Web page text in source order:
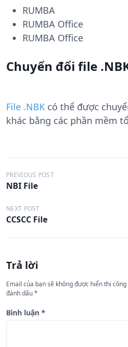
RUMBA
RUMBA Office
RUMBA Office
Chuyển đổi file
File .NBK có thể được
khác bằng các phần mềm
Đ
i
ề
u
h
ớ
n
g
b
PREVIOUS POST
NBI File
NEXT POST
CCSCC File
Trả lời
Email của bạn sẽ không được hiển thị công
đánh dấu*
Bình luận *